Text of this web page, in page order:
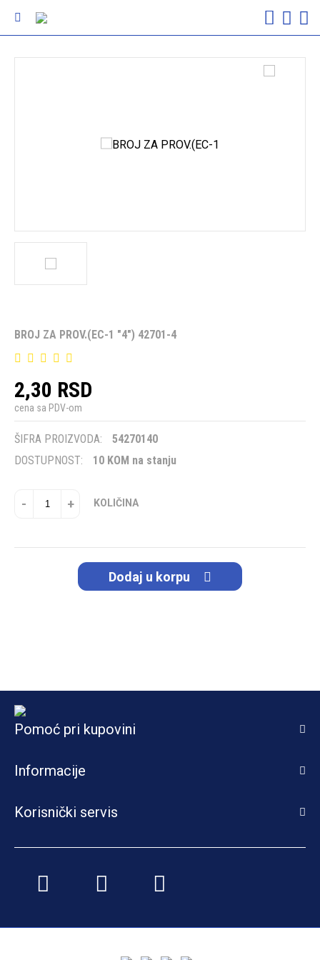
BROJ ZA PROV.(EC-1 "4") 42701-4
2,30 RSD
cena sa PDV-om
ŠIFRA PROIZVODA:
54270140
DOSTUPNOST:
10 KOM na stanju
- + KOLIČINA
Dodaj u korpu
Pomoć pri kupovini
Informacije
Korisnički servis